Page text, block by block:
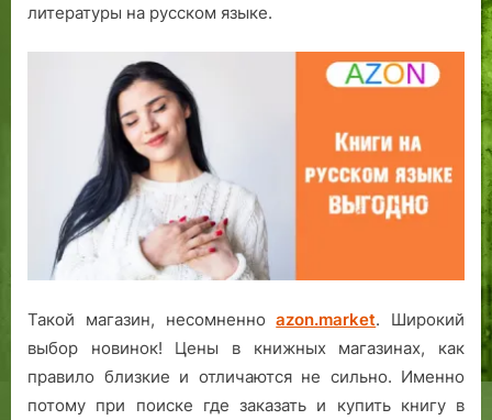
литературы на русском языке.
Такой магазин, несомненноazon.market. Широкий
выбор новинок! Цены в книжных магазинах, как
правило близкие и отличаются не сильно. Именно
потому при поиске где заказать и купить книгу в